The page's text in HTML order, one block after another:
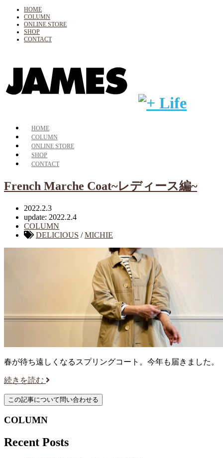
HOME
COLUMN
ONLINE STORE
SHOP
CONTACT
HOME
COLUMN
ONLINE STORE
SHOP
CONTACT
French Marche Coat~レディース編~
2022.2.3
update: 2022.2.4
COLUMN
DELICIOUS /MICHIE
春が待ち遠しくなるスプリングコート。今年も届きました。
続きを読む
COLUMN
Recent Posts